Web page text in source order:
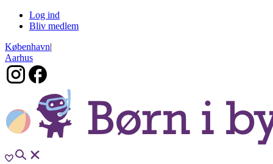
Log ind
Bliv medlem
København|
Aarhus